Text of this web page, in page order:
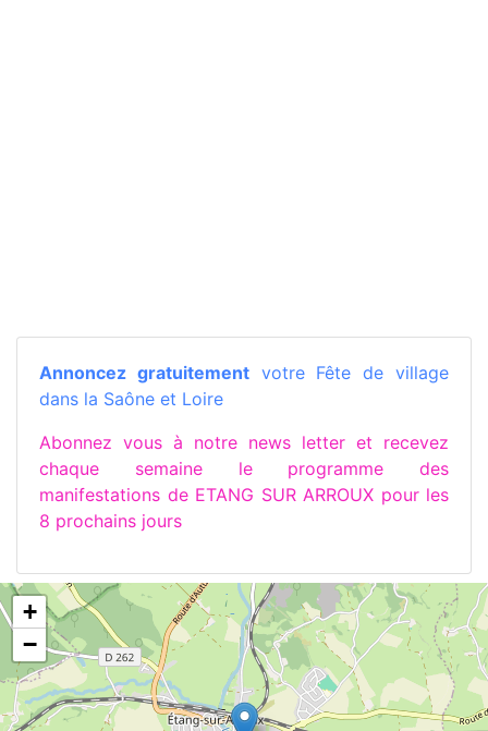
Annoncez gratuitementvotre Fête de village
dans la Saône et Loire
Abonnez vous à notre news letter et recevez
chaque semaine le programme des
manifestations de ETANG SUR ARROUX pour les
8 prochains jours
+
−